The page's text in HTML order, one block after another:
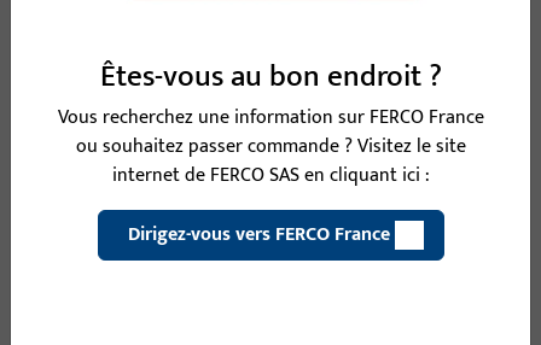
B-78430-08-0-1 | Carré | CARRE DIVISE 9 MM
LI25/LA65
Carré, largeur totale 9 mm, hauteur / profondeur totale 9 mm
Voir toutes les variantes
Êtes-vous au bon endroit ?
Vous recherchez une information sur FERCO France
ou souhaitez passer commande ? Visitez le site
internet de FERCO SAS en cliquant ici :
Dirigez-vous vers FERCO France